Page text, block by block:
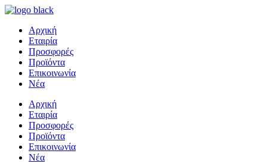
Αρχική
Εταιρία
Προσφορές
Προϊόντα
Επικοινωνία
Νέα
Αρχική
Εταιρία
Προσφορές
Προϊόντα
Επικοινωνία
Νέα